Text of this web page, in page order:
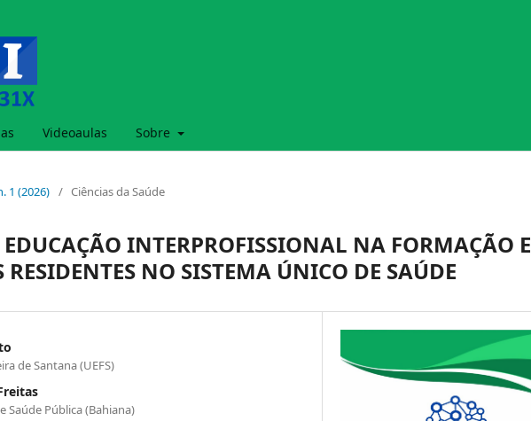
Videoaulas Sobre
1 (2026) / Ciências da Saúde
INTERPROFISSIONAL NA FORMAÇÃO E
NO SISTEMA ÚNICO DE SAÚDE
de Santana (UEFS)
Saúde Pública (Bahiana)